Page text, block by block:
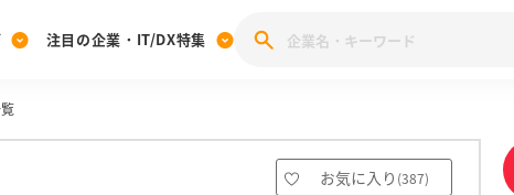
[27卒] 本選考体験記投稿キャンペーン
注目の企業・IT/DX特集
お気に入り (387)